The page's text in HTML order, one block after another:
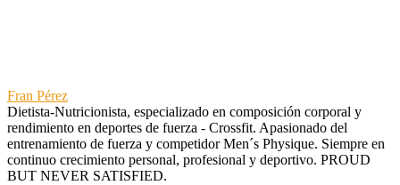
Fran Pérez
Dietista-Nutricionista, especializado en composición corporal y
rendimiento en deportes de fuerza - Crossfit. Apasionado del
entrenamiento de fuerza y competidor Men´s Physique. Siempre en
continuo crecimiento personal, profesional y deportivo. PROUD
BUT NEVER SATISFIED.